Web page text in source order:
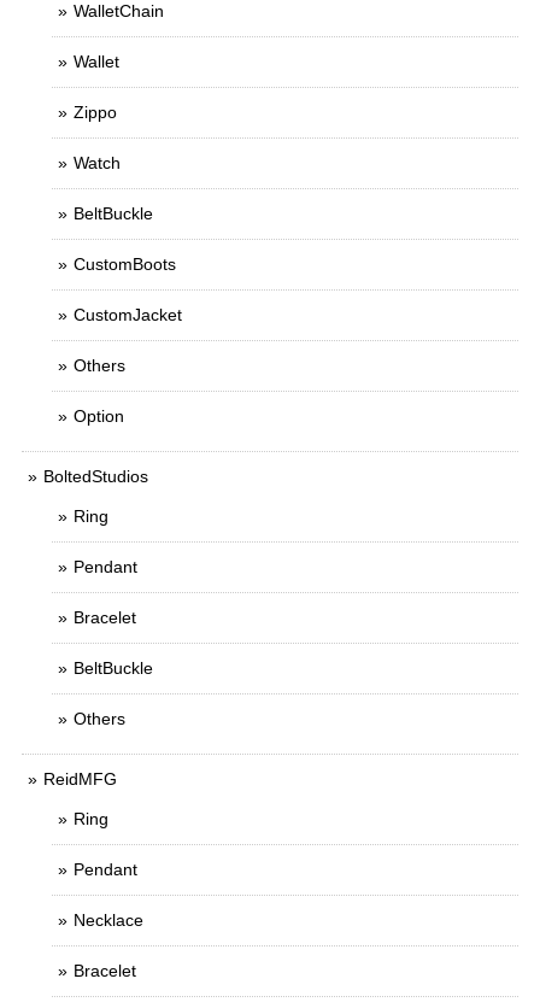
WalletChain
Wallet
Zippo
Watch
BeltBuckle
CustomBoots
CustomJacket
Others
Option
BoltedStudios
Ring
Pendant
Bracelet
BeltBuckle
Others
ReidMFG
Ring
Pendant
Necklace
Bracelet